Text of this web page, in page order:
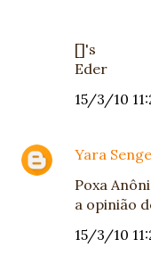
[]'s
Eder
15/3/10
Yara
Poxa
a opinião
15/3/10